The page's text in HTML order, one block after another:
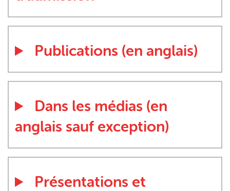
Publications (en anglais)
Dans les médias (en
anglais sauf exception)
Présentations et